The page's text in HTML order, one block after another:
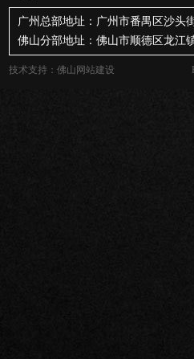
广州总部地址：广州市番禺区沙
佛山分部地址：佛山市顺德区龙江
技术支持： 佛山网站建设